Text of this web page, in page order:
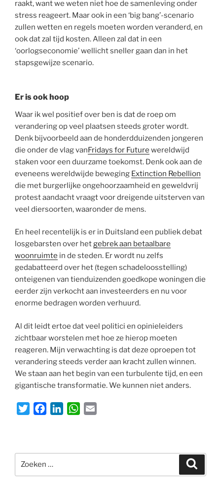
raakt, want we weten niet hoe de samenleving onder
stress reageert. Maar ook in een ‘big bang’-scenario
zullen wetten en regels moeten worden veranderd, en
ook dat zal tijd kosten. Alleen zal dat in een
‘oorlogseconomie’ wellicht sneller gaan dan in het
stapsgewijze scenario.
Er is ook hoop
Waar ik wel positief over ben is dat de roep om
verandering op veel plaatsen steeds groter wordt.
Denk bijvoorbeeld aan de honderdduizenden jongeren
die onder de vlag vanFridays for Future wereldwijd
staken voor een duurzame toekomst. Denk ook aan de
eveneens wereldwijde beweging Extinction Rebellion
die met burgerlijke ongehoorzaamheid en geweldvrij
protest aandacht vraagt voor dreigende uitsterven van
veel diersoorten, waaronder de mens.
En heel recentelijk is er in Duitsland een publiek debat
losgebarsten over hetgebrek aan betaalbare
woonruimte in de steden. Er wordt nu zelfs
gedabatteerd over het (tegen schadeloosstelling)
onteigenen van tienduizenden goedkope woningen die
eerder zijn verkocht aan investeerders en nu voor
enorme bedragen worden verhuurd.
Al dit leidt ertoe dat veel politici en opinieleiders
zichtbaar worstelen met hoe ze hierop moeten
reageren. Mijn verwachting is dat deze oproepen tot
verandering steeds verder aan kracht zullen winnen.
We staan aan het begin van een turbulente tijd, en een
gigantische transformatie. We kunnen niet anders.
W
naar: